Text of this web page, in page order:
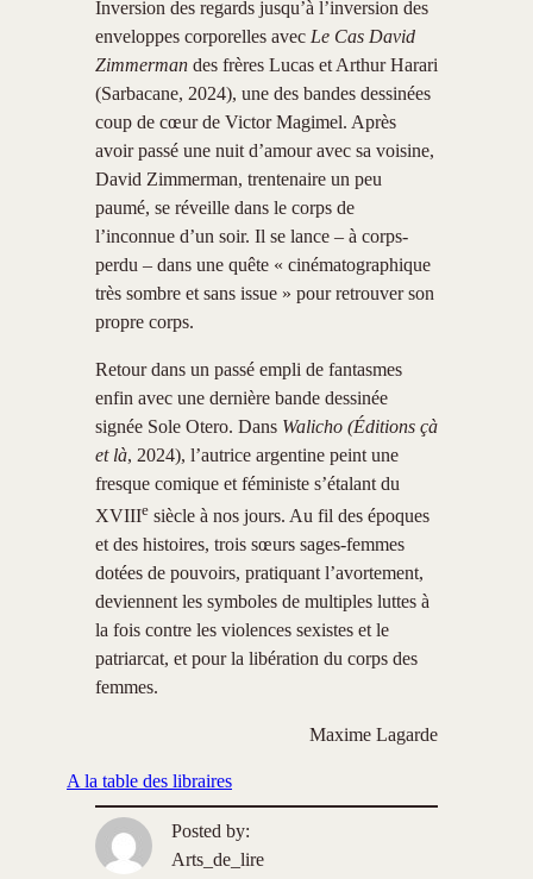
Inversion des regards jusqu’à l’inversion des
enveloppes corporelles avec Le Cas David
Zimmerman des frères Lucas et Arthur Harari
(Sarbacane, 2024), une des bandes dessinées
coup de cœur de Victor Magimel. Après
avoir passé une nuit d’amour avec sa voisine,
David Zimmerman, trentenaire un peu
paumé, se réveille dans le corps de
l’inconnue d’un soir. Il se lance – à corps-
perdu – dans une quête « cinématographique
très sombre et sans issue » pour retrouver son
propre corps.
Retour dans un passé empli de fantasmes
enfin avec une dernière bande dessinée
signée Sole Otero. Dans Walicho (Éditions çà
et là, 2024), l’autrice argentine peint une
fresque comique et féministe s’étalant du
XVIIIe siècle à nos jours. Au fil des époques
et des histoires, trois sœurs sages-femmes
dotées de pouvoirs, pratiquant l’avortement,
deviennent les symboles de multiples luttes à
la fois contre les violences sexistes et le
patriarcat, et pour la libération du corps des
femmes.
Maxime Lagarde
A la table des libraires
Posted by:
Arts_de_lire